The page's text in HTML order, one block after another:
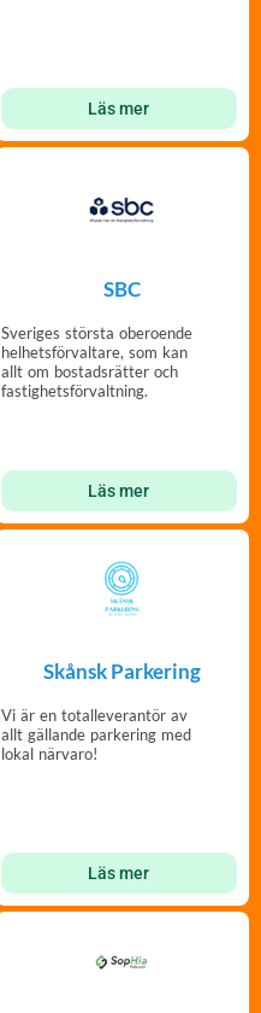
Läs mer
SBC
Sveriges största oberoende
helhetsförvaltare, som kan
allt om bostadsrätter och
fastighetsförvaltning.
Läs mer
Skånsk Parkering
Vi är en totalleverantör av
allt gällande parkering med
lokal närvaro!
Läs mer